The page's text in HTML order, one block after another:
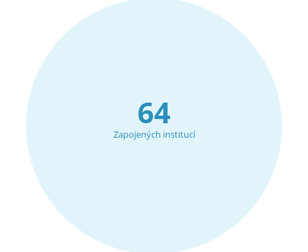
64
Zapojených institucí